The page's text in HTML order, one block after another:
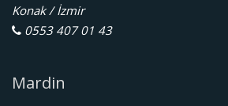
Konak / İzmir
0553 407 01 43
Mardin